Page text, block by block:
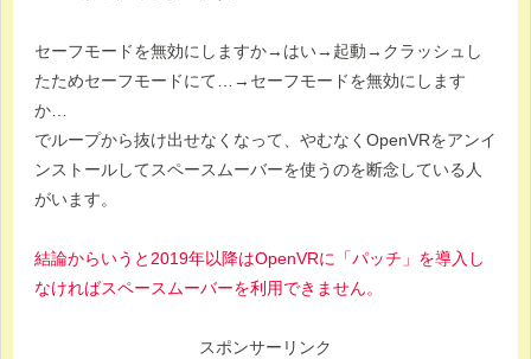
セーフモードを無効にしますか→はい→起動→クラッシュし
たためセーフモードにて…→セーフモードを無効にします
か…
でループから抜け出せなくなって、やむなくOpenVRをアンイ
ンストールしてスペースムーバーを使うのを断念している人
がいます。
結論からいうと2019年以降はOpenVRに「パッチ」を導入し
なければスペースムーバーを利用できません。
スポンサーリンク